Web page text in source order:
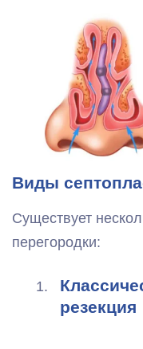
Виды
Существует
перегородки:
резекция